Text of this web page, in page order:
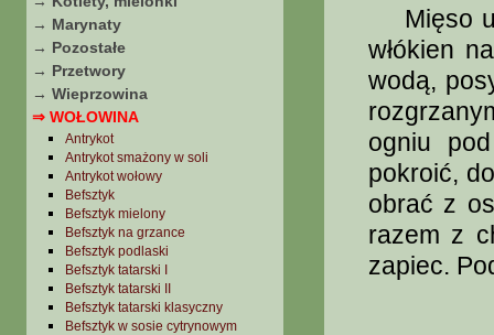
→ Marynaty
→ Pozostałe
→ Przetwory
→ Wieprzowina
⇒ WOŁOWINA
Antrykot
Antrykot smażony w soli
Antrykot wołowy
Befsztyk
Befsztyk mielony
Befsztyk na grzance
Befsztyk podlaski
Befsztyk tatarski I
Befsztyk tatarski II
Befsztyk tatarski klasyczny
Befsztyk w sosie cytrynowym
Mięso
włókien
wodą,
ogniu
pokroić,
obrać z
razem z
zapiec.